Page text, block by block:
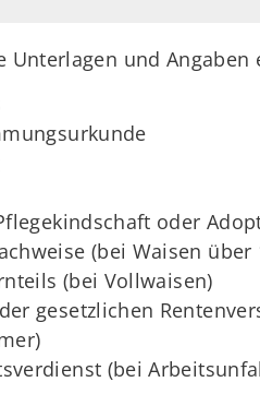
Unterlagen und
oder
(bei Waisen über
(bei Vollwaisen)
gesetzlichen
(bei